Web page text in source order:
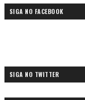
SIGA NO FACEBOOK
SIGA NO TWITTER